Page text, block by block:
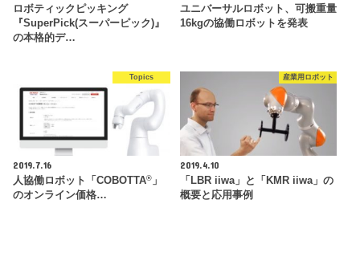
ロボティックピッキング
『SuperPick(スーパーピック)』
の本格的デ…
ユニバーサルロボット、可搬重量
16kgの協働ロボットを発表
Topics
2019.7.16
人協働ロボット「COBOTTA® 」
のオンライン価格…
産業用ロボット
2019.4.10
「LBR iiwa」と「KMR iiwa」の
概要と応用事例